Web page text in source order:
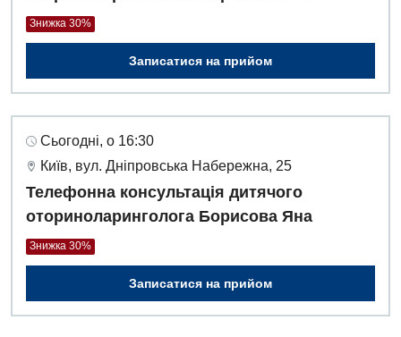
Знижка 30%
Записатися на прийом
Сьогодні, о 16:30
Київ, вул. Дніпровська Набережна, 25
Телефонна консультація дитячого
оториноларинголога Борисова Яна
Знижка 30%
Записатися на прийом